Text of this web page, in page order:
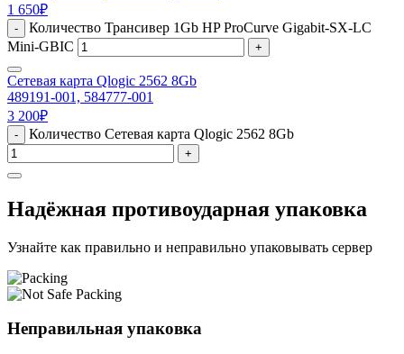
1 650₽
-
Количество Трансивер 1Gb HP ProCurve Gigabit-SX-LC
Mini-GBIC
+
Сетевая карта Qlogic 2562 8Gb
489191-001, 584777-001
3 200₽
- Количество Сетевая карта Qlogic 2562 8Gb
+
Надёжная противоударная упаковка
Узнайте как правильно и неправильно упаковывать сервер
Неправильная упаковка